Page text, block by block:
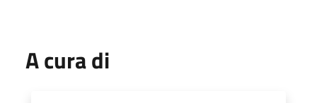
A cura di